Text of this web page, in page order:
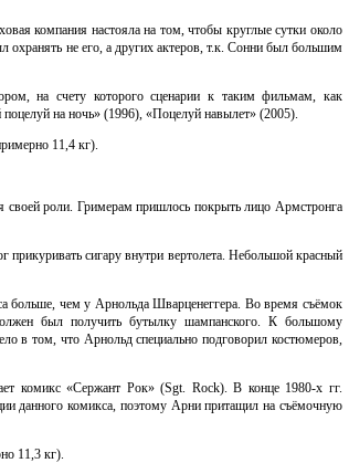
компания настояла на том, чтобы круглые сутки около
охранять не его, а других актеров, т.к. Сонни был большим
на счету которого сценарии к таким фильмам, как
на ночь» (1996), «Поцелуй навылет» (2005).
11,4 кг).
роли. Гримерам пришлось покрыть лицо Армстронга
сигару внутри вертолета. Небольшой красный
больше, чем у Арнольда Шварценеггера. Во время съёмок
был получить бутылку шампанского. К большому
в том, что Арнольд специально подговорил костюмеров,
комикс «Сержант Рок» (Sgt. Rock). В конце 1980-х гг.
данного комикса, поэтому Арни притащил на съёмочную
11,3 кг).